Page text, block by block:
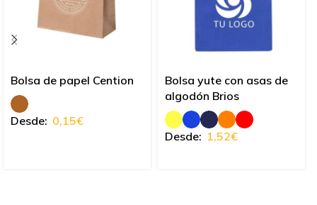
Bolsa de papel Cention
Desde: 0,15€
Bolsa yute con asas de
algodón Brios
Desde: 1,52€